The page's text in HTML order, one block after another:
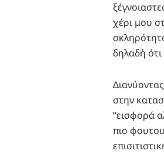
χέρι μου
δηλαδή ότι
στην
“εισφορά
πιο